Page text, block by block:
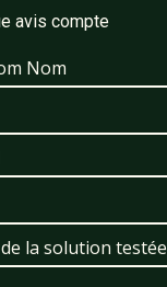
avis compte
Nom
la solution testée